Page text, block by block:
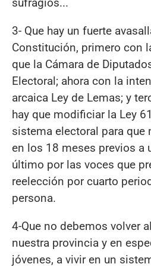
3- Que hay un fuerte
Constitución, primero con
que la Cámara de
Electoral; ahora con la
arcaica Ley de Lemas; y
hay que modificiar la Ley
sistema electoral para que
en los 18 meses previos a
último por las voces que
reelección por cuarto
persona.
4-Que no debemos volver
nuestra provincia y en
jóvenes, a vivir en un